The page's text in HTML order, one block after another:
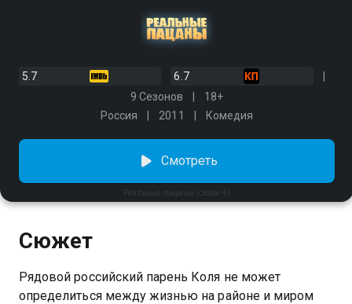
5.7
6.7
9 Сезонов
18+
Россия
2011 Комедия
Реальные пацаны (сезон 4)
Смотреть
Сюжет
Рядовой российский парень Коля не может
определиться между жизнью на районе и миром